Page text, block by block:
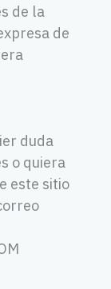
de la
de
duda
o quiera
este sitio